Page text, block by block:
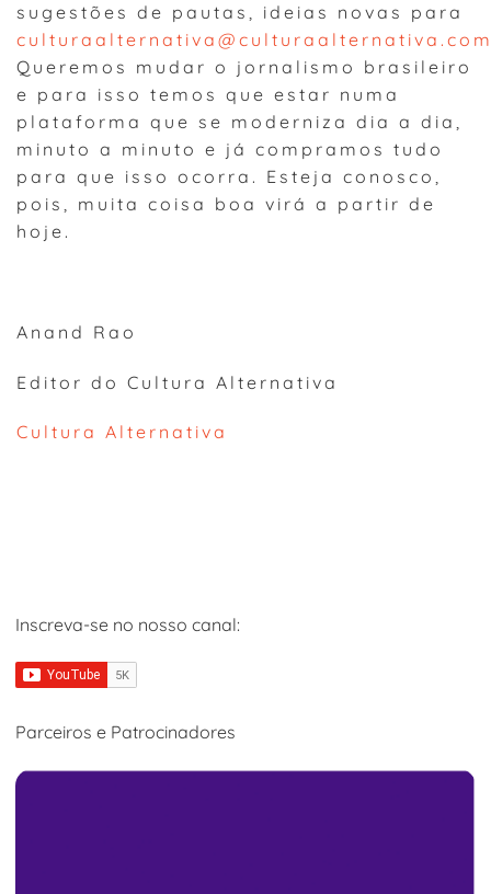
sugestões de pautas, ideias novas para
Queremos mudar o jornalismo brasileiro
e para isso temos que estar numa
plataforma que se moderniza dia a dia,
minuto a minuto e já compramos tudo
para que isso ocorra. Esteja conosco,
pois, muita coisa boa virá a partir de
hoje.
Anand Rao
Editor do Cultura Alternativa
Cultura Alternativa
Inscreva-se no nosso canal:
Parceiros e Patrocinadores